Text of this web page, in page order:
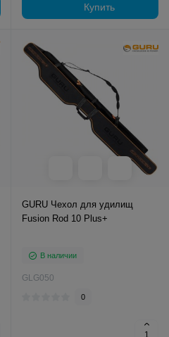
Купить
GURU Чехол для удилищ
Fusion Rod 10 Plus+
В наличии
GLG050
0